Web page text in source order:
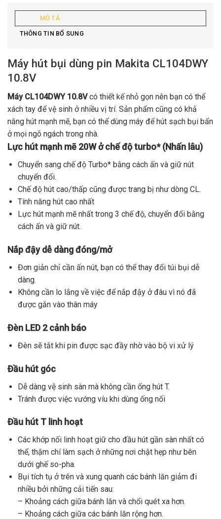
MÔ TẢ
THÔNG TIN BỔ SUNG
Máy hút bụi dùng pin Makita CL104DWY
10.8V
MáyCL104DWY 10.8Vcó thiết kế nhỏ gọn nên bạn có thể
xách tay để vệ sinh ở nhiều vị trí. Sản phẩm cũng có khả
năng hút mạnh mẽ, bạn có thể dùng máy để hút sạch bụi bẩn
ở mọi ngõ ngách trong nhà.
Lực hút mạnh mẽ 20W ở chế độ turbo* (Nhấn lâu)
Chuyển sang chế độ Turbo* bằng cách ấn và giữ nút
chuyển đổi.
Chế độ hút cao/thấp cũng được trang bị như dòng CL.
Tính năng hút cao nhất
Lực hút mạnh mẽ nhất trong 3 chế độ, chuyển đổi bằng
cách ấn và giữ nút.
Nắp đậy dễ dàngđóng/mở
Đơn giản chỉ cần ấn nút, bạn có thể thay đổi túi bụi dễ
dàng.
Không cần lo lắng về việc để nắp đậy ở đâu vì nó đã
được gắn vào thân máy
Đèn LED 2 cảnh báo
Đèn sẽ tắt khi pin được sạc đầy nhờ vào bộ vi xử lý
Đầu hút góc
Dễ dàng vệ sinh sàn mà không cần ống hút T.
Tránh được việc vướng víu khi dùng ống nối
Đầu hút T linh hoạt
Các khớp nối linh hoạt giữ cho đầu hút gần sàn nhất có
thể, thậm chí làm sạch ở những nơi chật hẹp như bên
dưới ghế so-pha.
Bụi tích tụ ở trên và xung quanh các bánh lăn giảm đi
nhiều bởi những cải tiến sau:
– Khoảng cách giữa bánh lăn và chổi quét xa hơn.
– Khoảng cách giữa các bánh lăn rộng hơn.